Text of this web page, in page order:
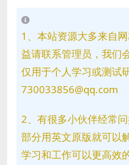
1、本站资源大多来自
益请联系管理员，我们
仅用于个人学习或测试
730033856@qq.com
2、有很多小伙伴经常
部分用英文原版就可以
学习和工作可以更高效